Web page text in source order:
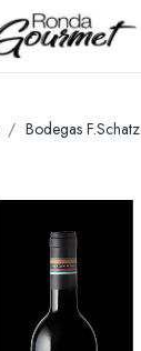
Bodegas F.Schatz